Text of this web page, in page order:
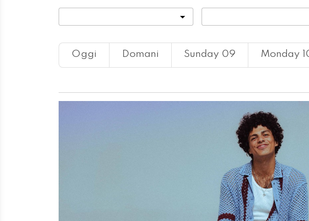
Oggi Domani Sunday 09 Monday